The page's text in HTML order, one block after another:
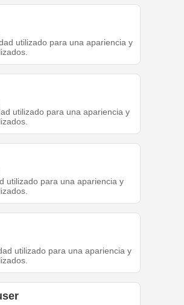
utilizado para una apariencia y
utilizado para una apariencia y
utilizado para una apariencia y
utilizado para una apariencia y